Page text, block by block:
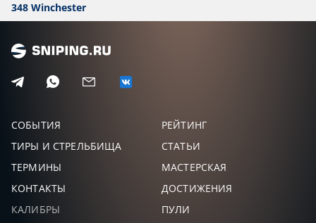
348 Winchester
СОБЫТИЯ
РЕЙТИНГ
ТИРЫ И СТРЕЛЬБИЩА
СТАТЬИ
ТЕРМИНЫ
МАСТЕРСКАЯ
КОНТАКТЫ
ДОСТИЖЕНИЯ
КАЛИБРЫ
ПУЛИ